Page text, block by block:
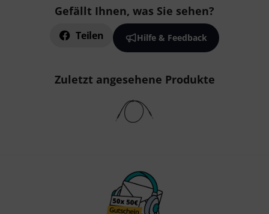
Gefällt Ihnen, was Sie sehen?
Teilen Hilfe & Feedback
Zuletzt angesehene Produkte